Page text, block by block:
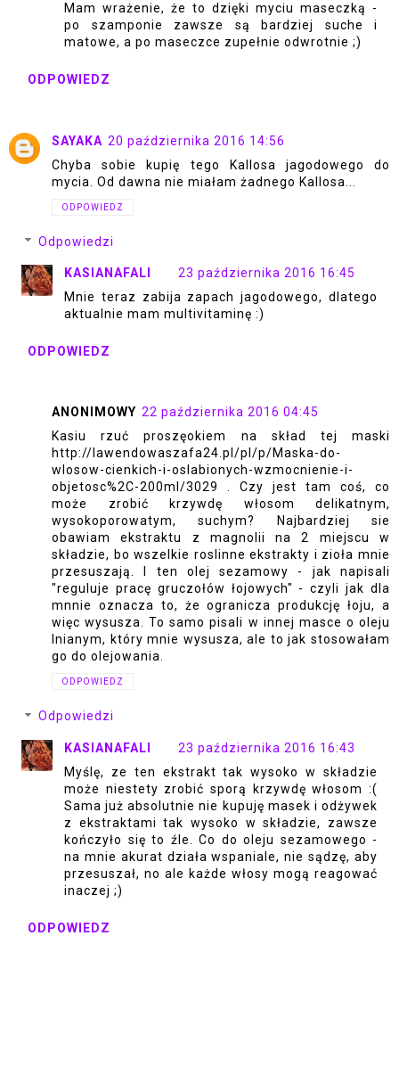
Mam wrażenie, że to dzięki myciu maseczką -
po szamponie zawsze są bardziej suche i
matowe, a po maseczce zupełnie odwrotnie ;)
ODPOWIEDZ
SAYAKA 20 października 2016 14:56
Chyba sobie kupię tego Kallosa jagodowego do
mycia. Od dawna nie miałam żadnego Kallosa...
ODPOWIEDZ
Odpowiedzi
KASIANAFALI
23 października 2016 16:45
Mnie teraz zabija zapach jagodowego, dlatego
aktualnie mam multivitaminę :)
ODPOWIEDZ
ANONIMOWY 22 października 2016 04:45
Kasiu rzuć proszęokiem na skład tej maski
http://lawendowaszafa24.pl/pl/p/Maska-do-
wlosow-cienkich-i-oslabionych-wzmocnienie-i-
objetosc%2C-200ml/3029 . Czy jest tam coś, co
może zrobić krzywdę włosom delikatnym,
wysokoporowatym, suchym? Najbardziej sie
obawiam ekstraktu z magnolii na 2 miejscu w
składzie, bo wszelkie roslinne ekstrakty i zioła mnie
przesuszają. I ten olej sezamowy - jak napisali
"reguluje pracę gruczołów łojowych" - czyli jak dla
mnnie oznacza to, że ogranicza produkcję łoju, a
więc wysusza. To samo pisali w innej masce o oleju
lnianym, który mnie wysusza, ale to jak stosowałam
go do olejowania.
ODPOWIEDZ
Odpowiedzi
KASIANAFALI
23 października 2016 16:43
Myślę, ze ten ekstrakt tak wysoko w składzie
może niestety zrobić sporą krzywdę włosom :(
Sama już absolutnie nie kupuję masek i odżywek
z ekstraktami tak wysoko w składzie, zawsze
kończyło się to źle. Co do oleju sezamowego -
na mnie akurat działa wspaniale, nie sądzę, aby
przesuszał, no ale każde włosy mogą reagować
inaczej ;)
ODPOWIEDZ